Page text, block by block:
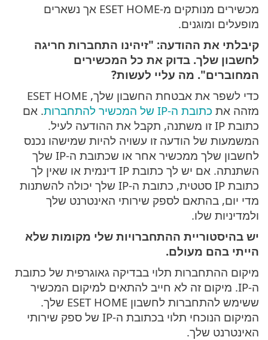
מכשירים מנותקים מ-ESET HOME אך נשארים
מופעלים ומוגנים.
קיבלתי את ההודעה: "זיהינו התחברות חריגה
לחשבון שלך. בדוק את כל המכשירים
המחוברים". מה עליי לעשות?
כדי לשפר את אבטחת החשבון שלך, ESET HOME
מזהה את כתובת ה-IP של המכשיר להתחברות
. אם
כתובת IP זו משתנה, תקבל את ההודעה לעיל.
המשמעות של הודעה זו עשויה להיות שמישהו נכנס
לחשבון שלך ממכשיר אחר או שכתובת ה-IP שלך
השתנתה. אם יש לך כתובת IP דינמית או שאין לך
כתובת IP סטטית, כתובת ה-IP שלך יכולה להשתנות
מדי יום, בהתאם לספק שירותי האינטרנט שלך
ולמדיניות שלו.
יש בהיסטוריית ההתחברויות שלי מקומות שלא
הייתי בהם מעולם.
מיקום ההתחברות תלוי בבדיקה גאוגרפית של כתובת
ה-IP. מיקום זה לא חייב להתאים למיקום המכשיר
ששימש להתחברות לחשבון ESET HOME שלך.
המיקום הנוכחי תלוי בכתובת ה-IP של ספק שירותי
האינטרנט שלך.